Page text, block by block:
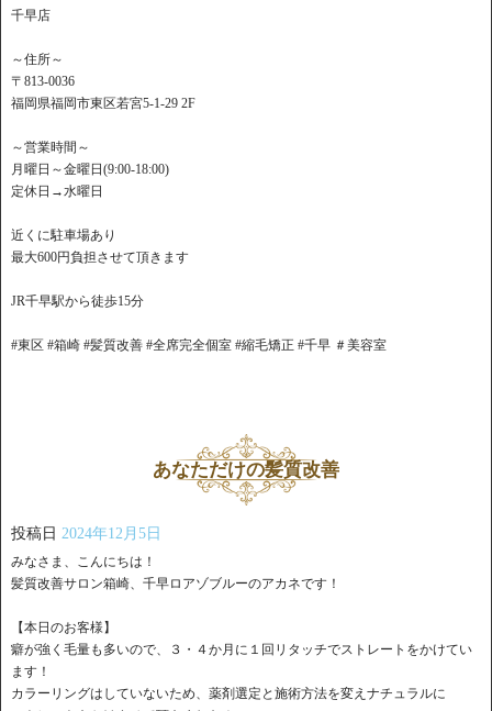
千早店
～住所～
〒813-0036
福岡県福岡市東区若宮5-1-29 2F
～営業時間～
月曜日～金曜日(9:00-18:00)
定休日→水曜日
近くに駐車場あり
最大600円負担させて頂きます
JR千早駅から徒歩15分
#東区 #箱崎 #髪質改善 #全席完全個室 #縮毛矯正 #千早 ＃美容室
あなただけの髪質改善
投稿日 2024年12月5日
みなさま、こんにちは！
髪質改善サロン箱崎、千早ロアゾブルーのアカネです！
【本日のお客様】
癖が強く毛量も多いので、３・４か月に１回リタッチでストレートをかけてい
ます！
カラーリングはしていないため、薬剤選定と施術方法を変えナチュラルに